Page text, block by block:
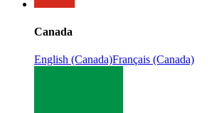
Canada
English (Canada)Français (Canada)